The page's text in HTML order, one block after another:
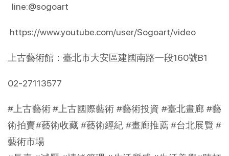
line:@sogoart
https://www.youtube.com/user/Sogoart/video
上古藝術館：臺北市大安區建國南路一段160號B1
02-27113577
#上古藝術 #上古國際藝術 #藝術投資 #臺北畫廊 #藝
術拍賣#藝術收藏 #藝術經紀 #畫廊推薦 #台北展覽 #
藝術市場